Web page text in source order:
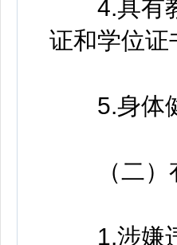
4.具有教
证和学位证
5.身体健
（二）有
1.涉嫌违